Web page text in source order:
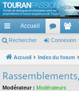
TouranPassion
Le forum des propriétaires ou
cc
ès
pi
Accueil
or
u
e
m
Rechercher Connexion
Accueil Index du forum
Modérateur : Modérateurs